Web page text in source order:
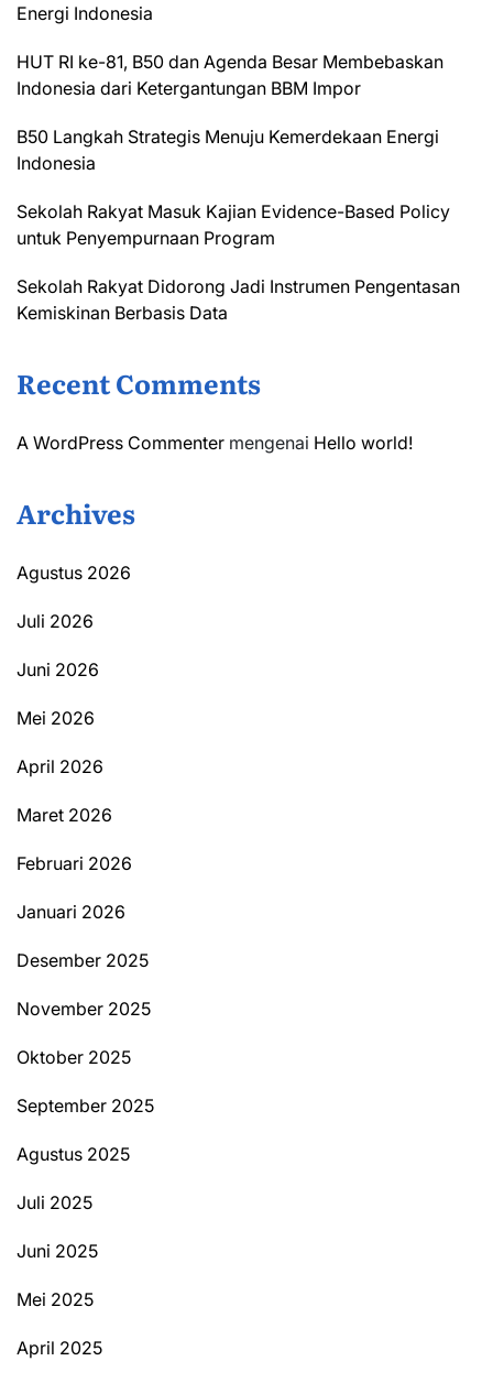
Energi Indonesia
HUT RI ke-81, B50 dan Agenda Besar Membebaskan
Indonesia dari Ketergantungan BBM Impor
B50 Langkah Strategis Menuju Kemerdekaan Energi
Indonesia
Sekolah Rakyat Masuk Kajian Evidence-Based Policy
untuk Penyempurnaan Program
Sekolah Rakyat Didorong Jadi Instrumen Pengentasan
Kemiskinan Berbasis Data
Recent Comments
A WordPress Commenter mengenai Hello world!
Archives
Agustus 2026
Juli 2026
Juni 2026
Mei 2026
April 2026
Maret 2026
Februari 2026
Januari 2026
Desember 2025
November 2025
Oktober 2025
September 2025
Agustus 2025
Juli 2025
Juni 2025
Mei 2025
April 2025